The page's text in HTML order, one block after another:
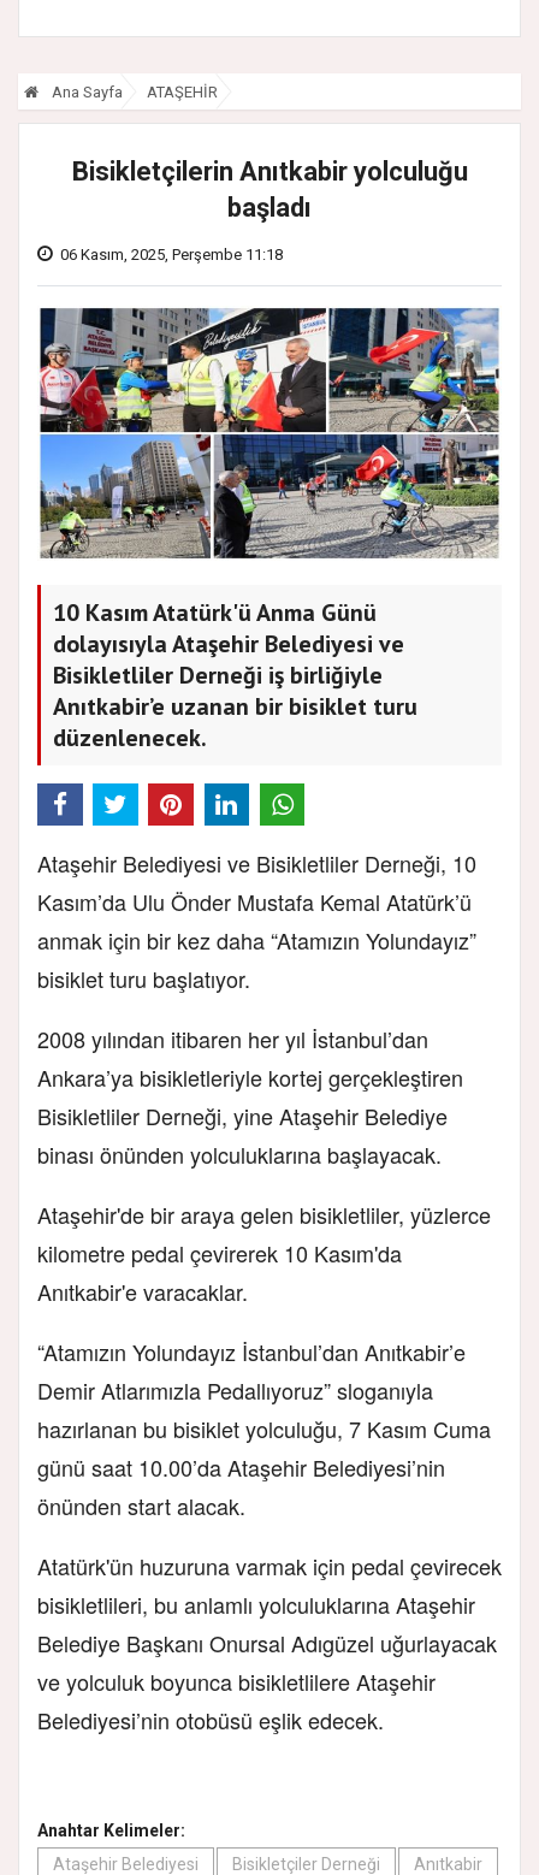
Ana Sayfa ATAŞEHİR
Bisikletçilerin Anıtkabir yolculuğu
başladı
06 Kasım, 2025, Perşembe 11:18
10 Kasım Atatürk'ü Anma Günü
dolayısıyla Ataşehir Belediyesi ve
Bisikletliler Derneği iş birliğiyle
Anıtkabir’e uzanan bir bisiklet turu
düzenlenecek.
Ataşehir Belediyesi ve Bisikletliler Derneği, 10
Kasım’da Ulu Önder Mustafa Kemal Atatürk’ü
anmak için bir kez daha “Atamızın Yolundayız”
bisiklet turu başlatıyor.
2008 yılından itibaren her yıl İstanbul’dan
Ankara’ya bisikletleriyle kortej gerçekleştiren
Bisikletliler Derneği, yine Ataşehir Belediye
binası önünden yolculuklarına başlayacak.
Ataşehir'de bir araya gelen bisikletliler, yüzlerce
kilometre pedal çevirerek 10 Kasım'da
Anıtkabir'e varacaklar.
“Atamızın Yolundayız İstanbul’dan Anıtkabir’e
Demir Atlarımızla Pedallıyoruz” sloganıyla
hazırlanan bu bisiklet yolculuğu, 7 Kasım Cuma
günü saat 10.00’da Ataşehir Belediyesi’nin
önünden start alacak.
Atatürk'ün huzuruna varmak için pedal çevirecek
bisikletlileri, bu anlamlı yolculuklarına Ataşehir
Belediye Başkanı Onursal Adıgüzel uğurlayacak
ve yolculuk boyunca bisikletlilere Ataşehir
Belediyesi’nin otobüsü eşlik edecek.
Anahtar Kelimeler:
Ataşehir Belediyesi
Bisikletçiler Derneği Anıtkabir